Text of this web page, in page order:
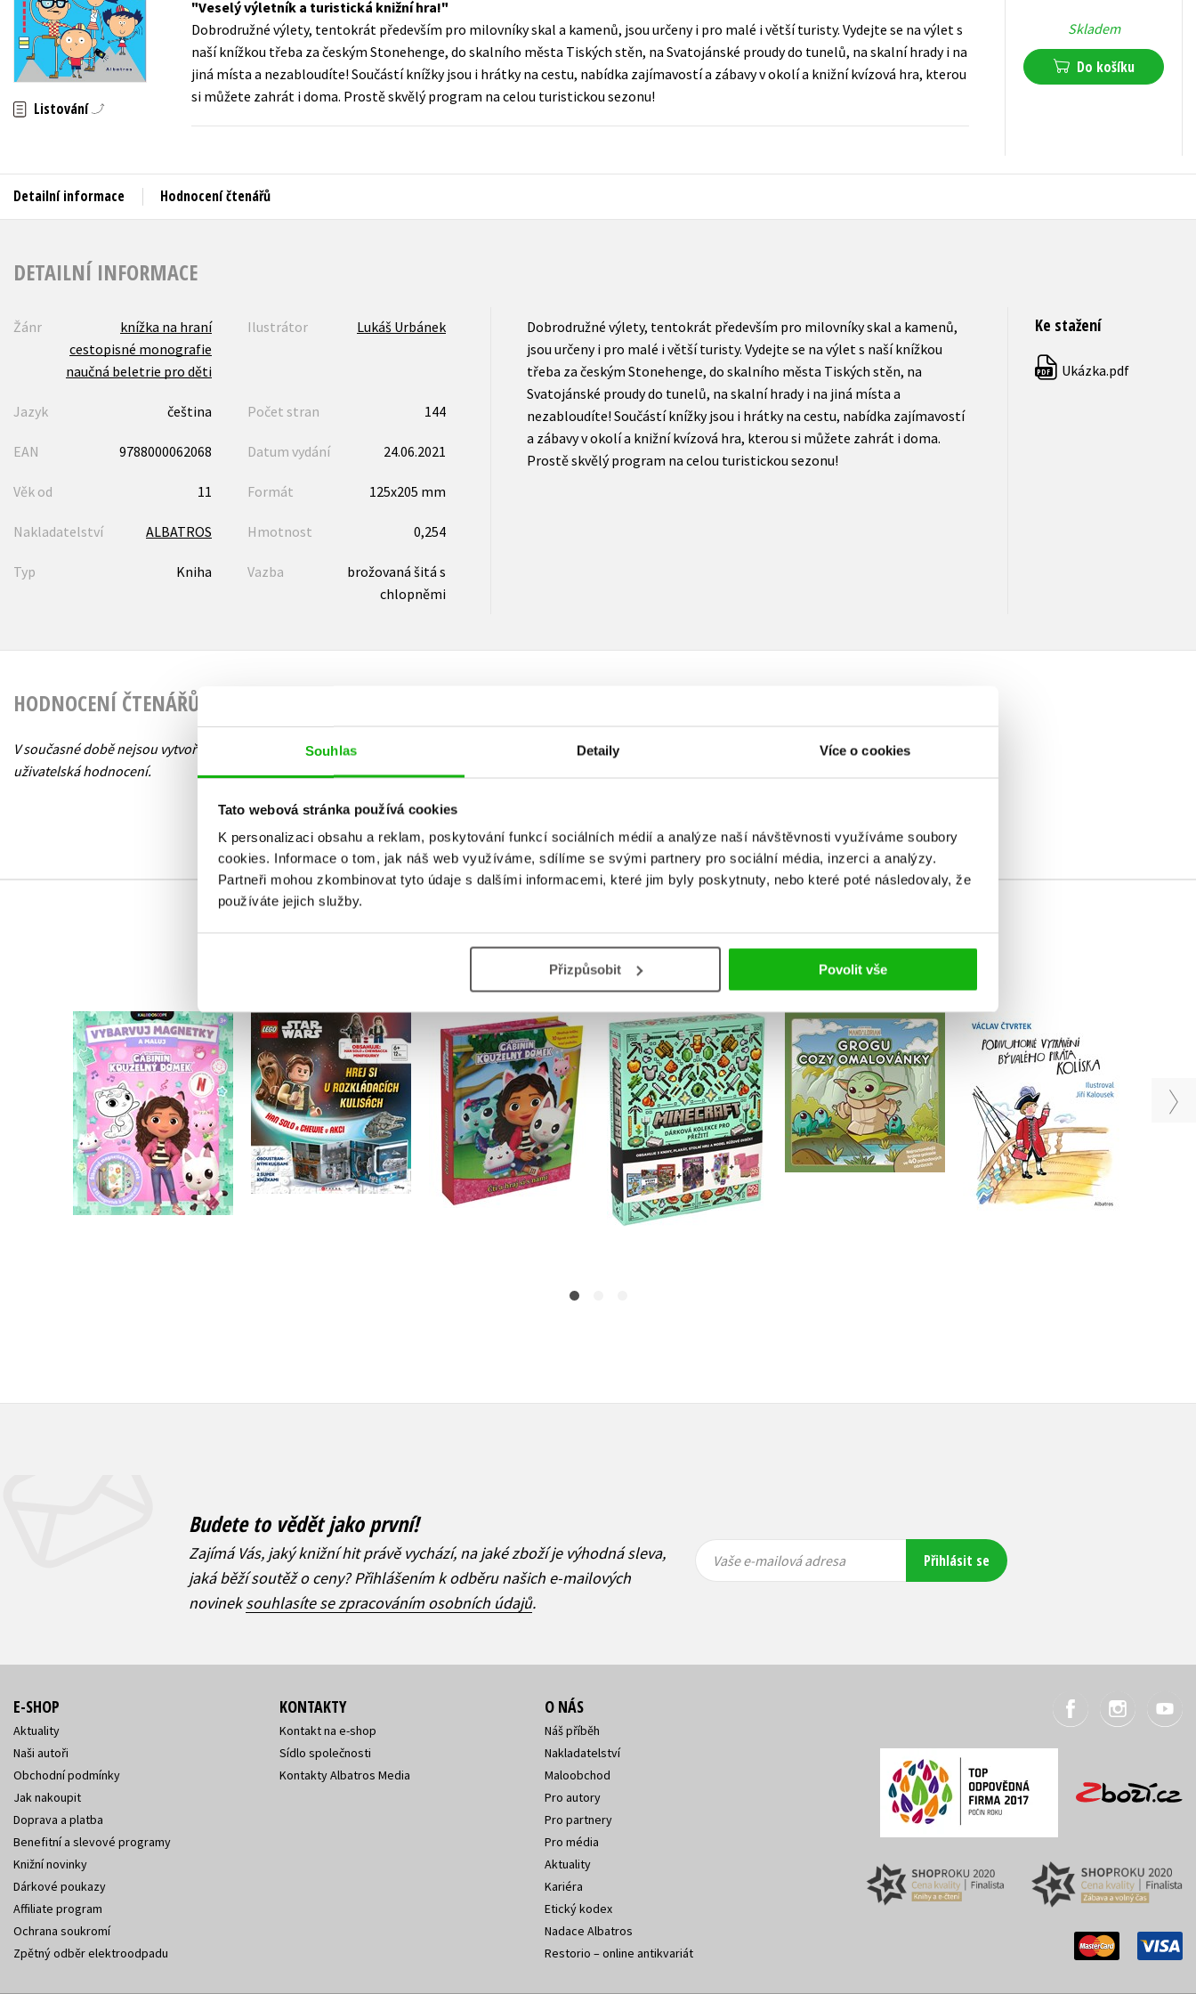
Souhlas Detaily Více o cookies
Tato webová stránka používá cookies
K personalizaci obsahu a reklam, poskytování funkcí sociálních médií a analýze naší návštěvnosti využíváme soubory
cookies. Informace o tom, jak náš web využíváme, sdílíme se svými partnery pro sociální média, inzerci a analýzy.
Partneři mohou zkombinovat tyto údaje s dalšími informacemi, které jim byly poskytnuty, nebo které poté následovaly, že
používáte jejich služby.
Přizpůsobit Povolit vše
Auto - moto
Beletrie pro děti
Beletrie pro dospělé
Byznys a ekonomie
Jazyky
Kariéra a osobní rozvoj
Populárně - naučné pro děti
Předškoláci
Příroda a zahrada
Young adult (SK)
Zahraniční literatura
Listování
Veselý výletník a turistická knižní hra!
Dobrodružné výlety, tentokrát především pro milovníky skal a kamenů, jsou určeny i pro malé i větší turisty. Vydejte se na výlet s
naší knížkou třeba za českým Stonehenge, do skalního města Tiských stěn, na Svatojánské proudy do tunelů, na skalní hrady i na
jiná místa a nezabloudíte! Součástí knížky jsou i hrátky na cestu, nabídka zajímavostí a zábavy v okolí a knižní kvízová hra, kterou
si můžete zahrát i doma. Prostě skvělý program na celou turistickou sezonu!
Skladem
Do košíku
Detailní informace Hodnocení čtenářů
DETAILNÍ INFORMACE
Žánr
knížka na hraní
cestopisné monografie
naučná beletrie pro děti
Ilustrátor Lukáš Urbánek
Jazyk čeština Počet stran 144
EAN 9788000062068 Datum vydání 24.06.2021
Věk od 11 Formát 125x205 mm
Nakladatelství ALBATROS Hmotnost 0,254
Typ Kniha Vazba
brožovaná šitá s
chlopněmi
Dobrodružné výlety, tentokrát především pro milovníky skal a kamenů,
jsou určeny i pro malé i větší turisty. Vydejte se na výlet s naší knížkou
třeba za českým Stonehenge, do skalního města Tiských stěn, na
Svatojánské proudy do tunelů, na skalní hrady i na jiná místa a
nezabloudíte! Součástí knížky jsou i hrátky na cestu, nabídka zajímavostí
a zábavy v okolí a knižní kvízová hra, kterou si můžete zahrát i doma.
Prostě skvělý program na celou turistickou sezonu!
Ke stažení
PDF Ukázka.pdf
HODNOCENÍ ČTENÁŘŮ
V současné době nejsou vytvořena žádná
uživatelská hodnocení.
Uživatelskou recenzi mohou vkládat pouze registrovaní uživatelé
Gábinin kouzelný
domek - Vybarvuj
magnetky
Kolektiv
Do košíku
LEGO® Star Wars™
Han Solo a Chewie v
akci
Kolektiv
Gábinin kouzelný
domek - Čti a hraj si s
námi
Kolektiv
Minecraft - Dárková
kolekce pro přežití
Kolektiv
Do košíku
479 Kč
Star Wars -
Mandalorian - Grogu -
COZY omalovánky
Kolektiv
Podivuhodné vyprávění
bývalého piráta
Kolíska
Václav Čtvrtek
Do košíku
Budete to vědět jako první!
Zajímá Vás, jaký knižní hit právě vychází, na jaké zboží je výhodná sleva,
jaká běží soutěž o ceny? Přihlášením k odběru našich e-mailových
novineksouhlasíte se zpracováním osobních údajů.
mailová
mailová
Vaše e-mailová adresa Přihlásit se
E-SHOP
Aktuality
Naši autoři
Obchodní podmínky
Jak nakoupit
Doprava a platba
Benefitní a slevové programy
Knižní novinky
Dárkové poukazy
Affiliate program
Ochrana soukromí
Zpětný odběr elektroodpadu
KONTAKTY
Kontakt na e-shop
Sídlo společnosti
Kontakty Albatros Media
O NÁS
Náš příběh
Nakladatelství
Maloobchod
Pro autory
Pro partnery
Pro média
Aktuality
Kariéra
Etický kodex
Nadace Albatros
Restorio – online antikvariát